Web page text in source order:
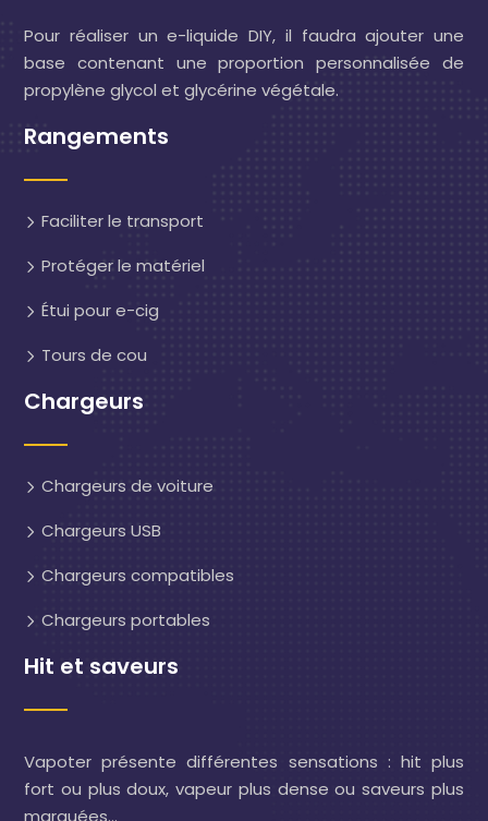
Pour réaliser un e-liquide DIY, il faudra ajouter une
base contenant une proportion personnalisée de
propylène glycol et glycérine végétale.
Rangements
Faciliter le transport
Protéger le matériel
Étui pour e-cig
Tours de cou
Chargeurs
Chargeurs de voiture
Chargeurs USB
Chargeurs compatibles
Chargeurs portables
Hit et saveurs
Vapoter présente différentes sensations : hit plus
fort ou plus doux, vapeur plus dense ou saveurs plus
marquées…